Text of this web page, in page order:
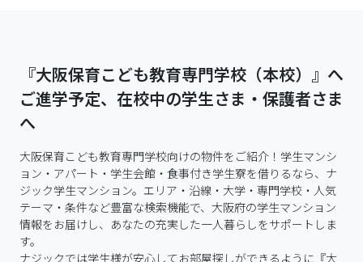
『大阪保育こども教育専門学校（本校）』へ
ご進学予定、在校中の学生さま・保護者さま
へ
大阪保育こども教育専門学校向けの物件をご紹介！学生マンシ
ョン・アパート・学生会館・食事付き学生寮を借りるなら、ナ
ジック学生マンション。エリア・沿線・大学・専門学校・人気
テーマ・条件など豊富な検索機能で、大阪府の学生マンション
情報をお届けし、あなたの充実した一人暮らしをサポートしま
す。
ナジックでは学生様が安心してお部屋探しができるように『大